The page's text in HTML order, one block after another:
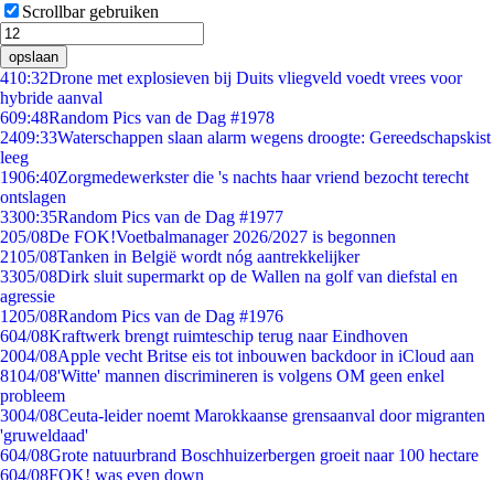
Scrollbar gebruiken
opslaan
410:32Drone met explosieven bij Duits vliegveld voedt vrees voor
hybride aanval
609:48Random Pics van de Dag #1978
2409:33Waterschappen slaan alarm wegens droogte: Gereedschapskist
leeg
1906:40Zorgmedewerkster die 's nachts haar vriend bezocht terecht
ontslagen
3300:35Random Pics van de Dag #1977
205/08De FOK!Voetbalmanager 2026/2027 is begonnen
2105/08Tanken in België wordt nóg aantrekkelijker
3305/08Dirk sluit supermarkt op de Wallen na golf van diefstal en
agressie
1205/08Random Pics van de Dag #1976
604/08Kraftwerk brengt ruimteschip terug naar Eindhoven
2004/08Apple vecht Britse eis tot inbouwen backdoor in iCloud aan
8104/08'Witte' mannen discrimineren is volgens OM geen enkel
probleem
3004/08Ceuta-leider noemt Marokkaanse grensaanval door migranten
'gruweldaad'
604/08Grote natuurbrand Boschhuizerbergen groeit naar 100 hectare
604/08FOK! was even down